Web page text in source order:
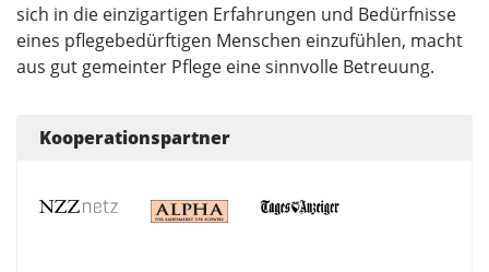
sich in die einzigartigen Erfahrungen und Bedürfnisse
eines pflegebedürftigen Menschen einzufühlen, macht
aus gut gemeinter Pflege eine sinnvolle Betreuung.
Kooperationspartner